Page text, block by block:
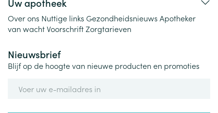
Over ons Nuttige links Gezondheidsnieuws Apotheker
van wachtVoorschriftZorgtarieven
Nieuwsbrief
Blijf op de hoogte van nieuwe producten en promoties